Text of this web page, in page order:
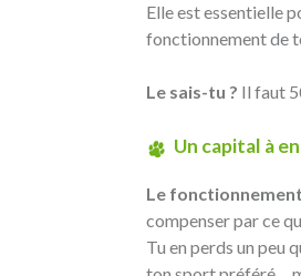
Elle est essentielle
fonctionnement de
Le sais-tu ? Il faut
Un capital à
Le
compenser par ce
Tu en perds un peu